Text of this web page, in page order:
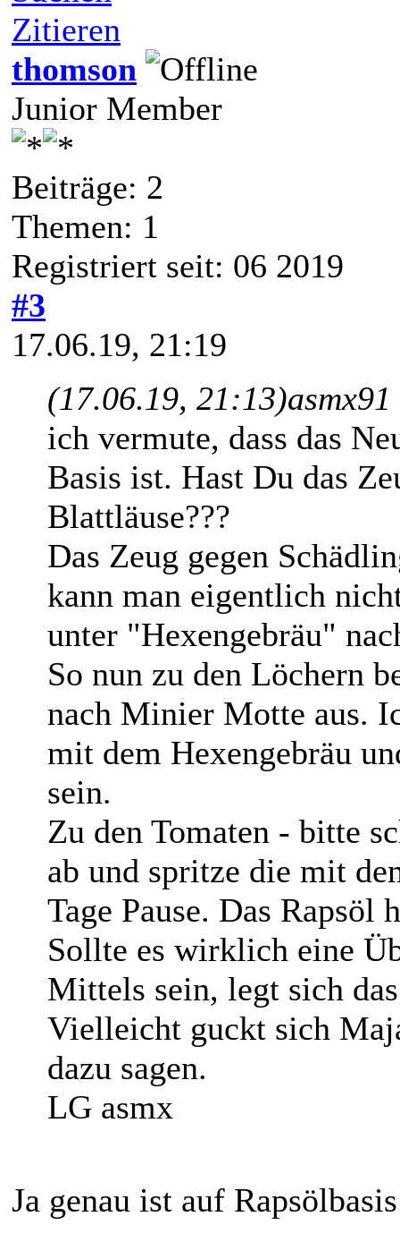
Zitieren
thomson
Junior Member
Beiträge: 2
Themen: 1
Registriert seit: 06 2019
#3
17.06.19, 21:19
(17.06.19, 21:13)
ich vermute, dass das
Basis ist. Hast Du das
Blattläuse???
Das Zeug gegen
kann man eigentlich
unter "Hexengebräu"
So nun zu den Löchern
nach Minier Motte aus.
mit dem Hexengebräu
sein.
Zu den Tomaten - bitte
ab und spritze die mit
Tage Pause. Das
Sollte es wirklich eine
Mittels sein, legt sich
Vielleicht guckt sich
dazu sagen.
LG asmx
Ja genau ist auf